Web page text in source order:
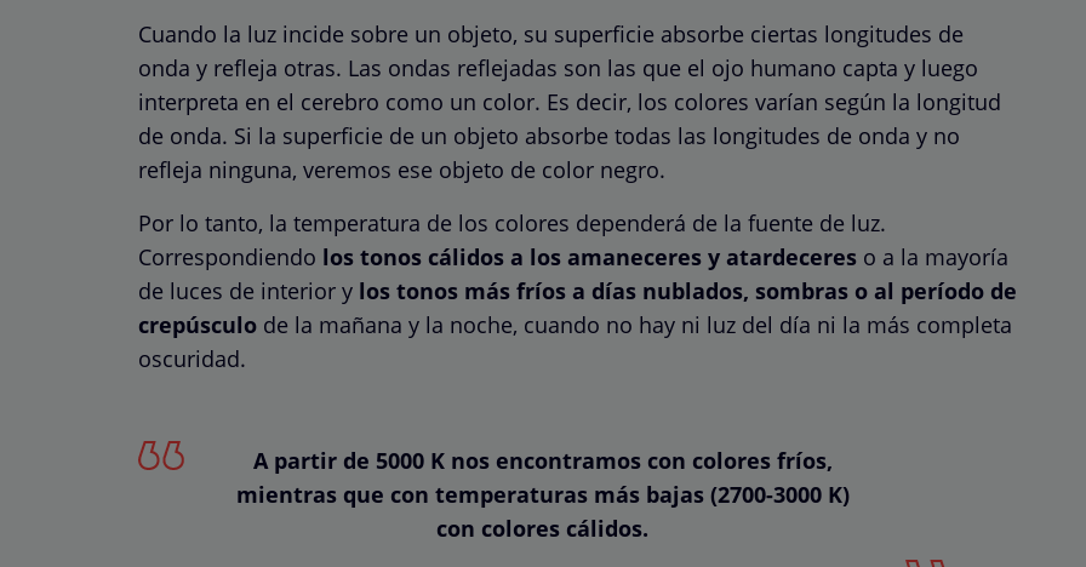
Cuando la luz incide sobre un objeto, su superficie absorbe ciertas longitudes de
onda y refleja otras. Las ondas reflejadas son las que el ojo humano capta y luego
interpreta en el cerebro como un color. Es decir, los colores varían según la longitud
de onda. Si la superficie de un objeto absorbe todas las longitudes de onda y no
refleja ninguna, veremos ese objeto de color negro.
Por lo tanto, la temperatura de los colores dependerá de la fuente de luz.
Correspondiendo los tonos cálidos a los amaneceres y atardeceres o a la mayoría
de luces de interior y los tonos más fríos a días nublados, sombras o al período de
crepúsculo de la mañana y la noche, cuando no hay ni luz del día ni la más completa
oscuridad.
A partir de 5000 K nos encontramos con colores fríos,
mientras que con temperaturas más bajas (2700-3000 K)
con colores cálidos.